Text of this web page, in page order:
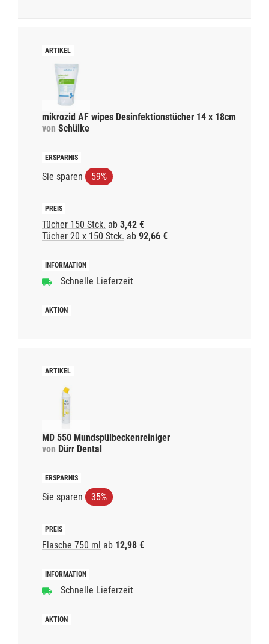
mikrozid AF wipes Desinfektionstücher 14 x 18cm
von Schülke
Sie sparen 59%
Tücher 150 Stck. ab 3,42 €
Tücher 20 x 150 Stck. ab 92,66 €
Schnelle Lieferzeit
MD 550 Mundspülbeckenreiniger
von Dürr Dental
Sie sparen 35%
Flasche 750 ml ab 12,98 €
Schnelle Lieferzeit